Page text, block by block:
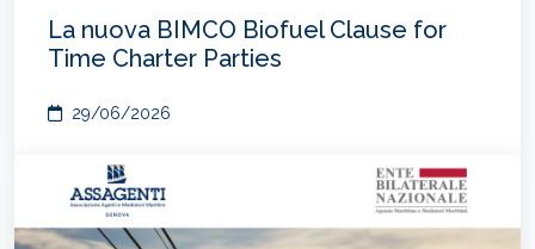
La nuova BIMCO Biofuel Clause for
Time Charter Parties
29/06/2026